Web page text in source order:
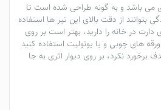
می باشد و به گونه طراحی شده است تا
بتوانند از دقت بالای این تیر ها استفاده
دارت در خانه را دارید، بهتر است بر روی
های چوبی و یا یونولیت استفاده کنید
برخورد نکرد، بر روی دیوار اثری به جا